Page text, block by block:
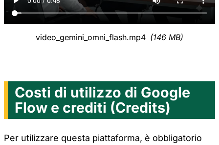
video_gemini_omni_flash.mp4 (146 MB)
Costi di utilizzo di Google
Flow e crediti (Credits)
Per utilizzare questa piattaforma, è obbligatorio